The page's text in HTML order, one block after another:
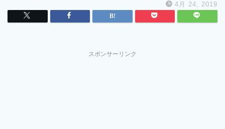
4月 24, 2019
スポンサーリンク